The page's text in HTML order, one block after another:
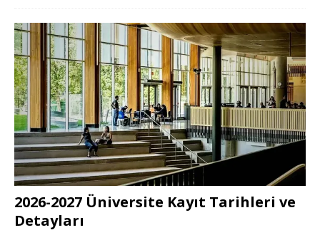
2026-2027 Üniversite Kayıt Tarihleri ve
Detayları